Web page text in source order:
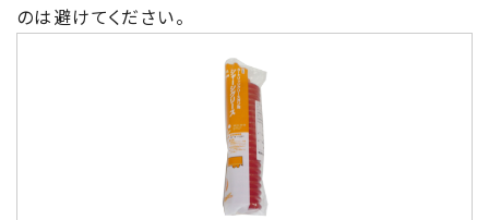
のは避けてください。